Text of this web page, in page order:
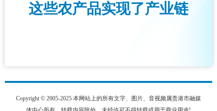
这些农产品实现了产业链
Copyright © 2005-2025 本网站上的所有文字、图片、音视频属贵港市融媒